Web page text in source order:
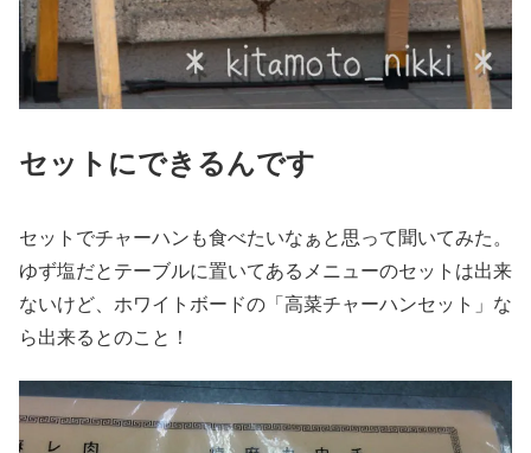
セットにできるんです
セットでチャーハンも食べたいなぁと思って聞いてみた。
ゆず塩だとテーブルに置いてあるメニューのセットは出来
ないけど、ホワイトボードの「高菜チャーハンセット」な
ら出来るとのこと！